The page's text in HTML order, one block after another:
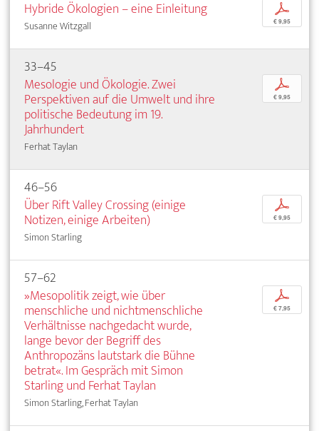
Hybride Ökologien – eine Einleitung
Susanne Witzgall
p
€ 9,95
33–45
Mesologie und Ökologie. Zwei
Perspektiven auf die Umwelt und ihre
politische Bedeutung im 19.
Jahrhundert
Ferhat Taylan
p
€ 9,95
46–56
Über Rift Valley Crossing (einige
Notizen, einige Arbeiten)
Simon Starling
p
€ 9,95
57–62
»Mesopolitik zeigt, wie über
menschliche und nichtmenschliche
Verhältnisse nachgedacht wurde,
lange bevor der Begriff des
Anthropozäns lautstark die Bühne
betrat«. Im Gespräch mit Simon
Starling und Ferhat Taylan
Simon Starling, Ferhat Taylan
p
€ 7,95